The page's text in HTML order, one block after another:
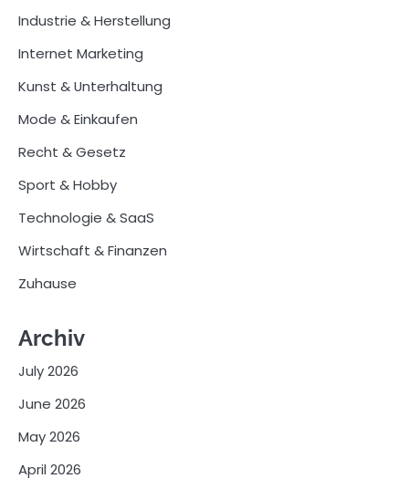
Industrie & Herstellung
Internet Marketing
Kunst & Unterhaltung
Mode & Einkaufen
Recht & Gesetz
Sport & Hobby
Technologie & SaaS
Wirtschaft & Finanzen
Zuhause
Archiv
July 2026
June 2026
May 2026
April 2026